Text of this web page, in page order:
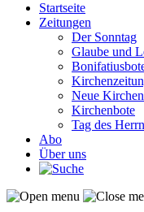
Main
navigation
Startseite
Zeitungen
Der Sonntag
Glaube und
Neue
Kirchenbote
Tag des Herrn
Abo
Über uns